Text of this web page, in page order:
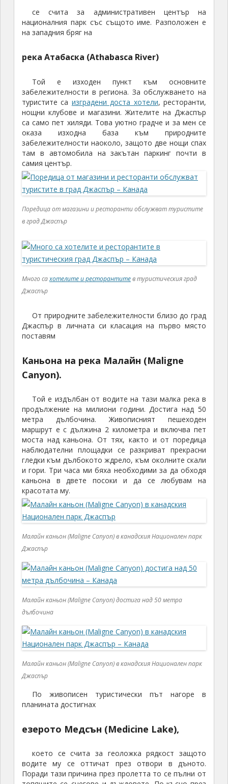
се счита за административен център на
националния парк със същото име. Разположен е
на западния бряг на
река Атабаска (Athabasca River)
Той е изходен пункт към основните
забележителности в региона. За обслужването на
туристите са изградени доста хотели, ресторанти,
нощни клубове и магазини. Жителите на Джаспър
са само пет хиляди. Това уютно градче и за мен се
оказа изходна база към природните
забележителности наоколо, защото две нощи спах
там в автомобила на закътан паркинг почти в
самия център.
Поредица от магазини и ресторанти обслужват туристите
в град Джаспър
Много сахотелите и ресторантитев туристическия град
Джаспър
От природните забележителности близо до град
Джаспър в личната си класация на първо място
поставям
Каньона на река Малайн (Maligne
Canyon).
Той е издълбан от водите на тази малка река в
продължение на милиони години. Достига над 50
метра дълбочина. Живописният пешеходен
маршрут е с дължина 2 километра и включва пет
моста над каньона. От тях, както и от поредица
наблюдателни площадки се разкриват прекрасни
гледки към дълбокото ждрело, към околните скали
и гори. Три часа ми бяха необходими за да обходя
каньона в двете посоки и да се любувам на
красотата му.
Малайн каньон (Maligne Canyon) в канадския Национален парк
Джаспър
Малайн каньон (Maligne Canyon) достига над 50 метра
дълбочина
Малайн каньон (Maligne Canyon) в канадския Национален парк
Джаспър
По живописен туристически път нагоре в
планината достигнах
езерото Медсън (Medicine Lake),
което се счита за геоложка рядкост защото
водите му се оттичат през отвори в дъното.
Поради тази причина през пролетта то се пълни от